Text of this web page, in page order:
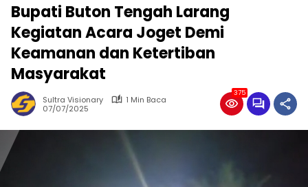
Bupati Buton Tengah Larang
Kegiatan Acara Joget Demi
Keamanan dan Ketertiban
Masyarakat
Sultra Visionary
1 Min Baca
07/07/2025
375